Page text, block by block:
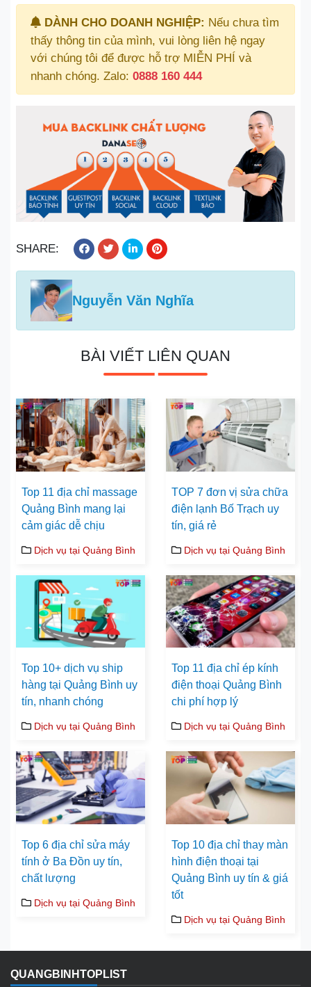
DÀNH CHO DOANH NGHIỆP: Nếu chưa tìm
thấy thông tin của mình, vui lòng liên hệ ngay
với chúng tôi để được hỗ trợ MIỄN PHÍ và
nhanh chóng. Zalo: 0888 160 444
SHARE:
Nguyễn Văn Nghĩa
BÀI VIẾT LIÊN QUAN
Top 11 địa chỉ massage
Quảng Bình mang lại
cảm giác dễ chịu
Dịch vụ tại Quảng Bình
TOP 7 đơn vị sửa chữa
điện lạnh Bố Trạch uy
tín, giá rẻ
Dịch vụ tại Quảng Bình
Top 10+ dịch vụ ship
hàng tại Quảng Bình uy
tín, nhanh chóng
Dịch vụ tại Quảng Bình
Top 11 địa chỉ ép kính
điện thoại Quảng Bình
chi phí hợp lý
Dịch vụ tại Quảng Bình
Top 6 địa chỉ sửa máy
tính ở Ba Đồn uy tín,
chất lượng
Dịch vụ tại Quảng Bình
Top 10 địa chỉ thay màn
hình điện thoại tại
Quảng Bình uy tín & giá
tốt
Dịch vụ tại Quảng Bình
QUANGBINHTOPLIST